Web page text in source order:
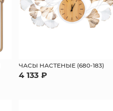
ЧАСЫ НАСТЕНЫЕ (680-183)
4 133 ₽